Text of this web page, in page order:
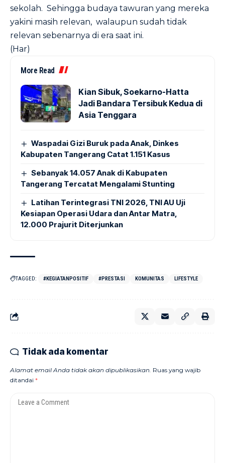
sekolah. Sehingga budaya tawuran yang mereka
yakini masih relevan, walaupun sudah tidak
relevan sebenarnya di era saat ini.
(Har)
More Read
Kian Sibuk, Soekarno-Hatta
Jadi Bandara Tersibuk Kedua di
Asia Tenggara
Waspadai Gizi Buruk pada Anak, Dinkes
Kabupaten Tangerang Catat 1.151 Kasus
Sebanyak 14.057 Anak di Kabupaten
Tangerang Tercatat Mengalami Stunting
Latihan Terintegrasi TNI 2026, TNI AU Uji
Kesiapan Operasi Udara dan Antar Matra,
12.000 Prajurit Diterjunkan
TAGGED: #KEGIATANPOSITIF #PRESTASI KOMUNITAS LIFESTYLE
Tidak ada komentar
Alamat email Anda tidak akan dipublikasikan. Ruas yang wajib
ditandai *